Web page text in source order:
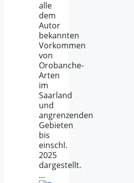
alle
dem
Autor
bekannten
Vorkommen
von
Orobanche-
Arten
im
Saarland
und
angrenzenden
Gebieten
bis
einschl.
2025
dargestellt.
…